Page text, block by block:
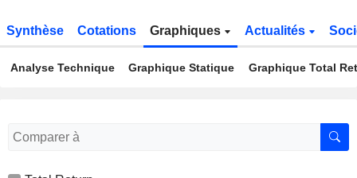
Synthèse Cotations Graphiques Actualités
Analyse Technique Graphique Statique Graphique Total